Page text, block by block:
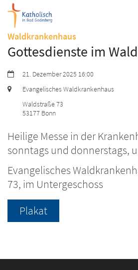
Zum Inhalt springen
Waldkrankenhaus:
Gottesdienste im
Datum:21. Dezember 2025 16:00
Ort:
Evangelisches Waldkrankenhaus
Waldstraße 73
53177 Bonn
Heilige Messe in der
sonntags und donnerstags,
Evangelisches
73, im Untergeschoss
Plakat